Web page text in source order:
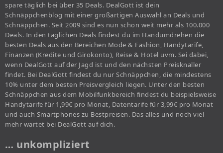
spare täglich bei über 35 Deals. DealGott ist dein
Schnäppchenblog mit einer großartigen Auswahl an Deals und
Schnäppchen. Seit 2009 sind es nun schon weit mehr als 100.000
Deals. In den täglichen Deals findest du im Handumdrehen die
besten Deals aus den Bereichen Mode & Fashion, Handytarife,
Finanzen (Kredite und Girokonto), Reise & Hotel uvm. Sei dabei,
wenn DealGott auf der Jagd ist und den nächsten Preisknaller
findet. Bei DealGott findest du nur Schnäppchen, die mindestens
10% unter dem besten Preisvergleich liegen. Unter den besten
Schnäppchen aus dem Mobilfunkbereich findest du beispielsweise
Handytarife für 1,99€ pro Monat, Datentarife für 3,99€ pro Monat
und auch Smartphones zu Bestpreisen. Das alles und noch viel
mehr wartet bei DealGott auf dich.
… unkompliziert